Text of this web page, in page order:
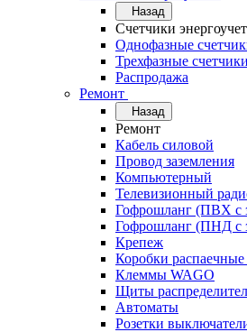
Назад
Счетчики
Однофазные
Трехфазные
Распродажа
Ремонт
Назад
Ремонт
Кабель силовой
Провод заземления
Компьютерный
Телевизионный
Гофрошланг (ПВХ с
Гофрошланг (ПНД с
Крепеж
Коробки
Клеммы WAGO
Щиты
Автоматы
Розетки